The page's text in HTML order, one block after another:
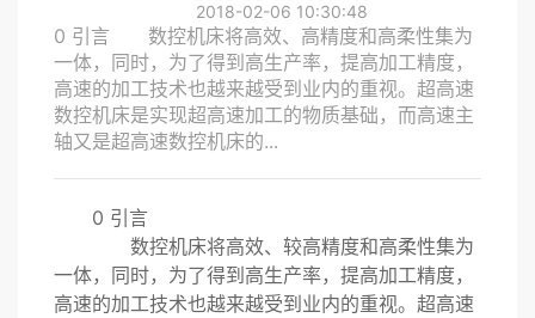
2018-02-06 10:30:48
0 引言 数控机床将高效、高精度和高柔性集为
一体，同时，为了得到高生产率，提高加工精度，
高速的加工技术也越来越受到业内的重视。超高速
数控机床是实现超高速加工的物质基础，而高速主
轴又是超高速数控机床的...
0 引言
数控机床将高效、较高精度和高柔性集为
一体，同时，为了得到高生产率，提高加工精度，
高速的加工技术也越来越受到业内的重视。超高速